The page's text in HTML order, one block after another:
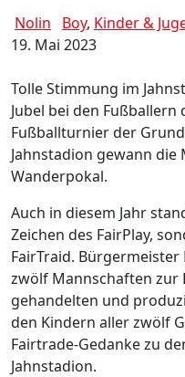
Nolin Boy, Kinder &
19. Mai 2023
Tolle Stimmung im
Jubel bei den
Fußballturnier der
Jahnstadion gewann
Wanderpokal.
Auch in diesem Jahr
Zeichen des FairPlay,
FairTraid.
zwölf Mannschaften zur
gehandelten und
den Kindern aller zwölf
Fairtrade-Gedanke zu
Jahnstadion.